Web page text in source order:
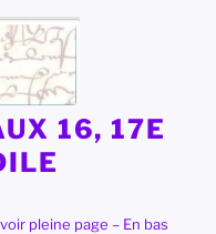
16, 17E
pleine page – En bas